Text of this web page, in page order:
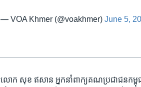
— VOA Khmer (@voakhmer) June 5,
លោក សុខ ឥសាន អ្នក​នាំពាក្យ​គណប្រជាជន​កម្ពុជ